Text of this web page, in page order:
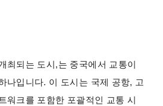
최되는 도시,는 중국에서 교통이
나입니다. 이 도시는 국제 공항, 고
워크를 포함한 포괄적인 교통 시